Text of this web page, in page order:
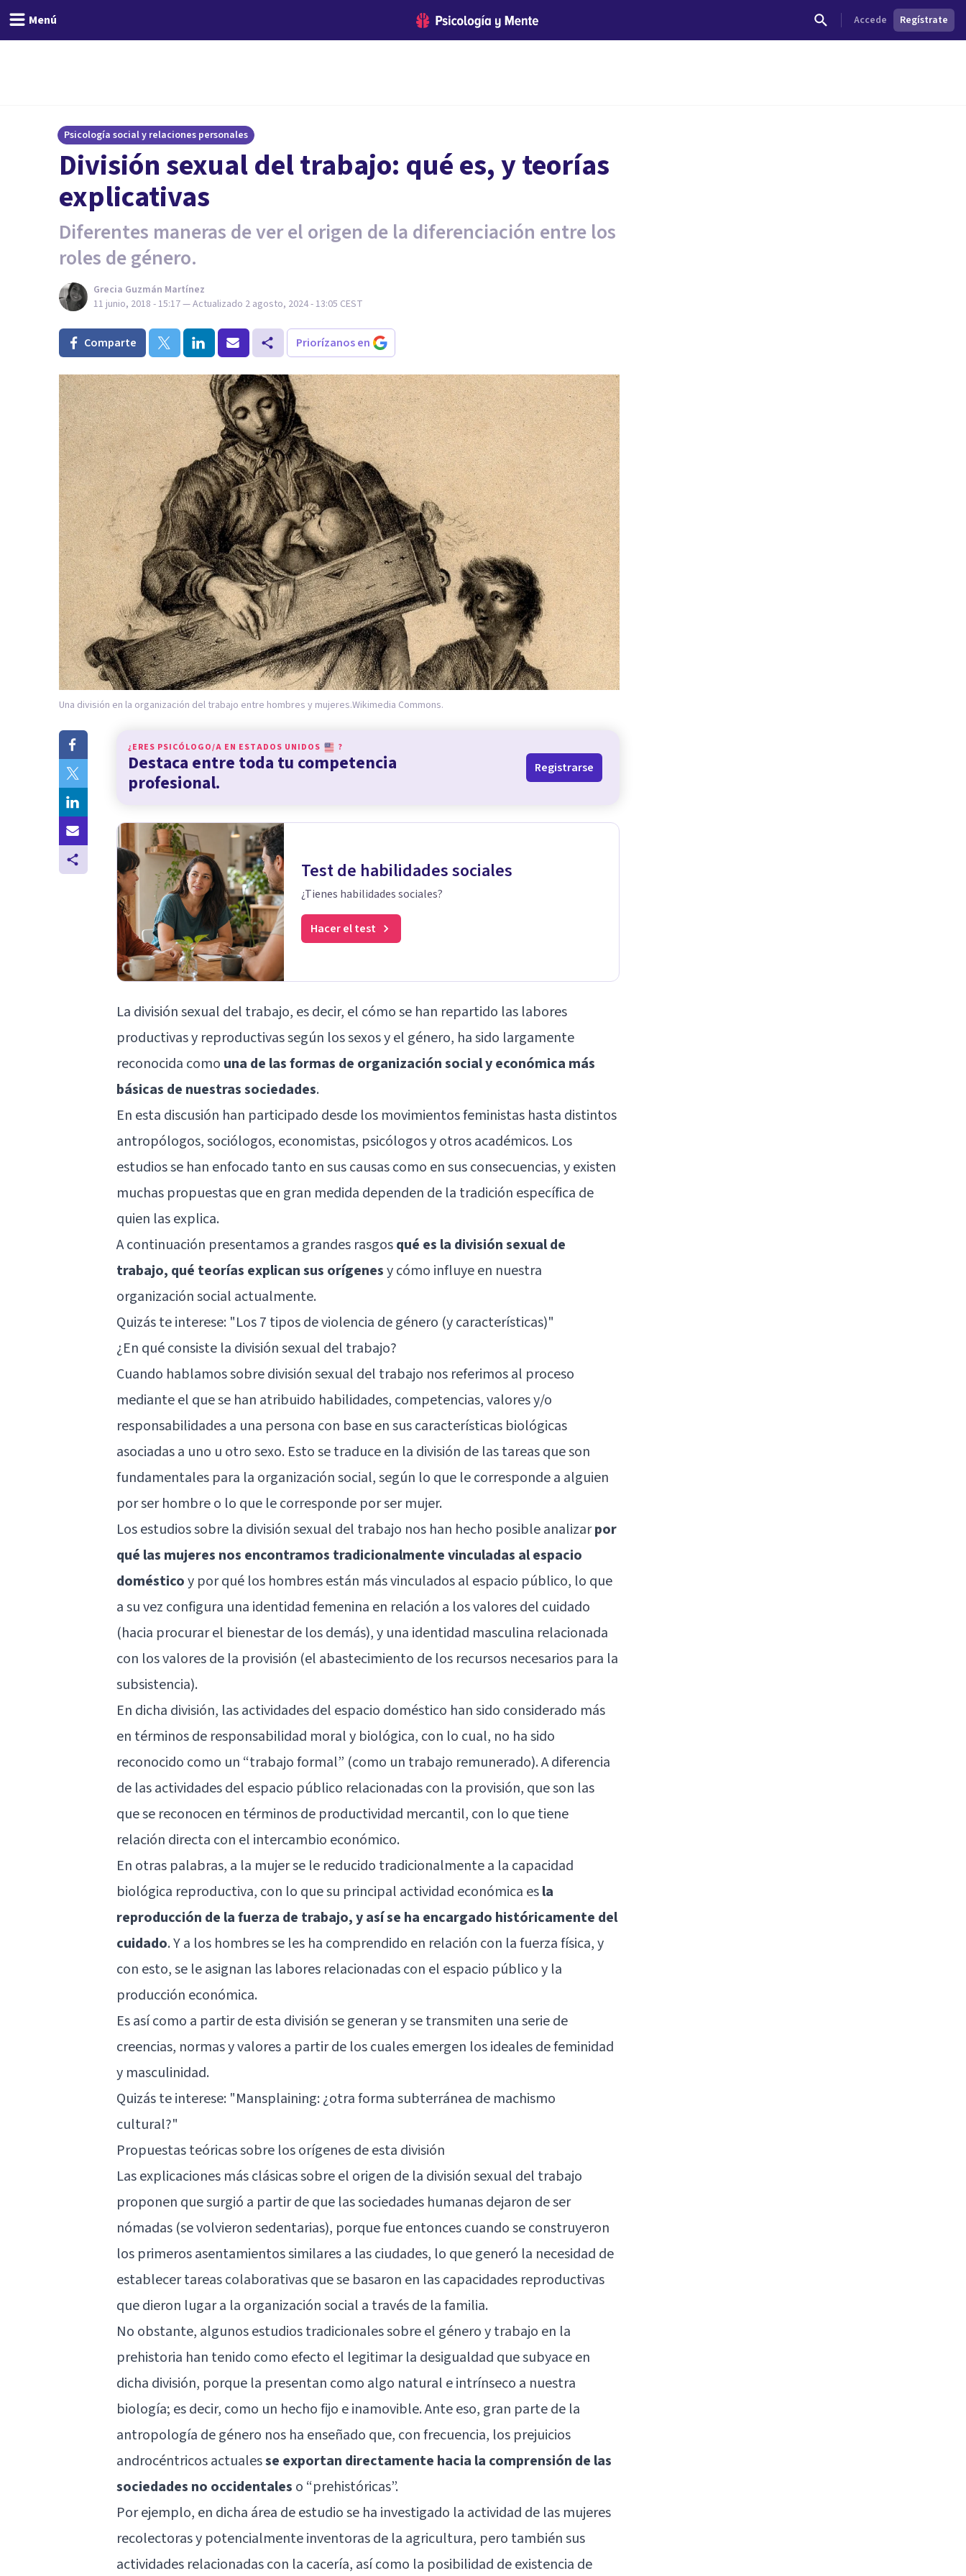
Menú Accede Regístrate
Psicología social y relaciones personales
División sexual del trabajo: qué es, y teorías
explicativas
Diferentes maneras de ver el origen de la diferenciación entre los
roles de género.
Grecia Guzmán Martínez
11 junio, 2018 - 15:17— Actualizado 2 agosto, 2024 - 13:05 CEST
Comparte Priorízanos en
Una división en la organización del trabajo entre hombres y mujeres.Wikimedia Commons.
¿ERES PSICÓLOGO/A EN ESTADOS UNIDOS ?
Destaca entre toda tu competencia
profesional.
Registrarse
Test de habilidades sociales
¿Tienes habilidades sociales?
Hacer el test
La división sexual del trabajo, es decir, el cómo se han repartido las labores
productivas y reproductivas según los sexos y el género, ha sido largamente
reconocida como una de las formas de organización social y económica más
básicas de nuestras sociedades.
En esta discusión han participado desde los movimientos feministas hasta distintos
antropólogos, sociólogos, economistas, psicólogos y otros académicos. Los
estudios se han enfocado tanto en sus causas como en sus consecuencias, y existen
muchas propuestas que en gran medida dependen de la tradición específica de
quien las explica.
A continuación presentamos a grandes rasgosqué es la división sexual de
trabajo, qué teorías explican sus orígenesy cómo influye en nuestra
organización social actualmente.
Quizás te interese: "Los 7 tipos de violencia de género (y características)"
¿En qué consiste la división sexual del trabajo?
Cuando hablamos sobre división sexual del trabajo nos referimos al proceso
mediante el que se han atribuido habilidades, competencias, valores y/o
responsabilidades a una persona con base en sus características biológicas
asociadas a uno u otro sexo. Esto se traduce en la división de las tareas que son
fundamentales para la organización social, según lo que le corresponde a alguien
por ser hombre o lo que le corresponde por ser mujer.
Los estudios sobre la división sexual del trabajo nos han hecho posible analizarpor
qué las mujeres nos encontramos tradicionalmente vinculadas al espacio
domésticoy por qué los hombres están más vinculados al espacio público, lo que
a su vez configura una identidad femenina en relación a los valores del cuidado
(hacia procurar el bienestar de los demás), y una identidad masculina relacionada
con los valores de la provisión (el abastecimiento de los recursos necesarios para la
subsistencia).
En dicha división, las actividades del espacio doméstico han sido considerado más
en términos de responsabilidad moral y biológica, con lo cual, no ha sido
reconocido como un “trabajo formal” (como un trabajo remunerado). A diferencia
de las actividades del espacio público relacionadas con la provisión, que son las
que se reconocen en términos de productividad mercantil, con lo que tiene
relación directa con el intercambio económico.
En otras palabras, a la mujer se le reducido tradicionalmente a la capacidad
biológica reproductiva, con lo que su principal actividad económica esla
reproducción de la fuerza de trabajo, y así se ha encargado históricamente del
cuidado. Y a los hombres se les ha comprendido en relación con la fuerza física, y
con esto, se le asignan las labores relacionadas con el espacio público y la
producción económica.
Es así como a partir de esta división se generan y se transmiten una serie de
creencias, normas y valores a partir de los cuales emergen los ideales de feminidad
y masculinidad.
Quizás te interese: "Mansplaining: ¿otra forma subterránea de machismo
cultural?"
Propuestas teóricas sobre los orígenes de esta división
Las explicaciones más clásicas sobre el origen de la división sexual del trabajo
proponen que surgió a partir de que las sociedades humanas dejaron de ser
nómadas (se volvieron sedentarias), porque fue entonces cuando se construyeron
los primeros asentamientos similares a las ciudades, lo que generó la necesidad de
establecer tareas colaborativas que se basaron en las capacidades reproductivas
que dieron lugar a la organización social a través de la familia.
No obstante, algunos estudios tradicionales sobre el género y trabajo en la
prehistoria han tenido como efecto el legitimar la desigualdad que subyace en
dicha división, porque la presentan como algo natural e intrínseco a nuestra
biología; es decir, como un hecho fijo e inamovible. Ante eso, gran parte de la
antropología de género nos ha enseñado que, con frecuencia, los prejuicios
androcéntricos actualesse exportan directamente hacia la comprensión de las
sociedades no occidentales o “prehistóricas”.
Por ejemplo, en dicha área de estudio se ha investigado la actividad de las mujeres
recolectoras y potencialmente inventoras de la agricultura, pero también sus
actividades relacionadas con la cacería, así como la posibilidad de existencia de